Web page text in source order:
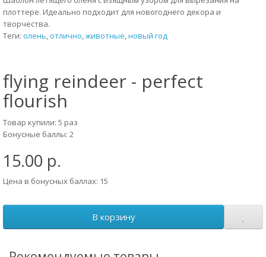
плоттере. Идеально подходит для новогоднего декора и
творчества.
Теги: олень,отлично,животные,новый год
flying reindeer - perfect
flourish
Товар купили: 5 раз
Бонусные баллы: 2
15.00 р.
Цена в бонусных баллах: 15
В корзину